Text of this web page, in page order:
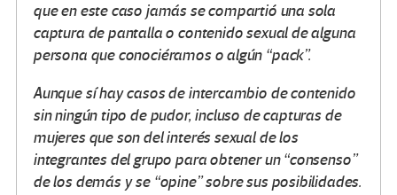
que en este caso jamás se compartió una sola
captura de pantalla o contenido sexual de alguna
persona que conociéramos o algún “pack”.
Aunque sí hay casos de intercambio de contenido
sin ningún tipo de pudor, incluso de capturas de
mujeres que son del interés sexual de los
integrantes del grupo para obtener un “consenso”
de los demás y se “opine” sobre sus posibilidades.